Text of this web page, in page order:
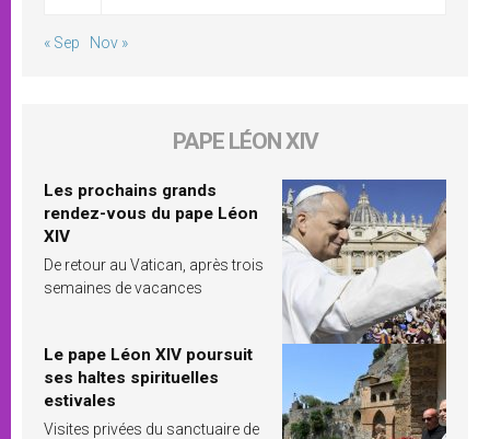
« Sep Nov »
PAPE LÉON XIV
Les prochains grands
rendez-vous du pape Léon
XIV
De retour au Vatican, après trois
semaines de vacances
Le pape Léon XIV poursuit
ses haltes spirituelles
estivales
Visites privées du sanctuaire de